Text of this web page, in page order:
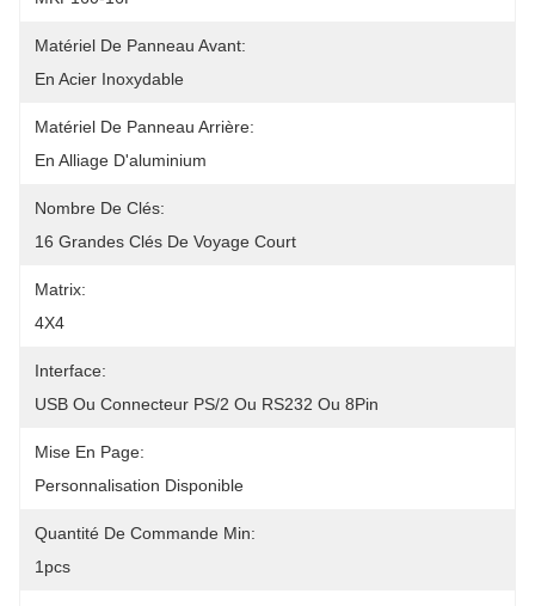
Matériel De Panneau Avant:
En Acier Inoxydable
Matériel De Panneau Arrière:
En Alliage D'aluminium
Nombre De Clés:
16 Grandes Clés De Voyage Court
Matrix:
4X4
Interface:
USB Ou Connecteur PS/2 Ou RS232 Ou 8Pin
Mise En Page:
Personnalisation Disponible
Quantité De Commande Min:
1pcs